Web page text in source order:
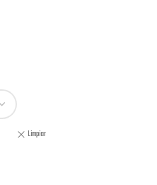
Limpiar